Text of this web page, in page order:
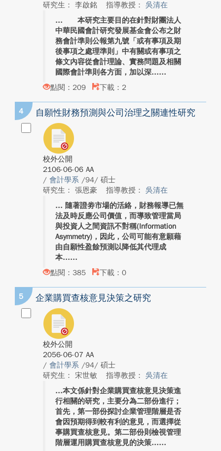
研究生： 李啟銘
指導教授： 吳清在
本研究主要目的在針對財團法人
中華民國會計研究發展基金會公布之財
務會計準則公報第九號「或有事項及期
後事項之處理準則」中有關或有事項之
條文內容從會計理論、實務問題及相關
國際會計準則各方面，加以深...
點閱：209
下載：2
4 自願性財務預測與公司治理之關連性研究
校外公開
2106-06-06 AA
/ 會計學系 /94/ 碩士
研究生： 張恩豪
指導教授： 吳清在
隨著證劵市場的活絡，財務報導已無
法及時反應公司價值，而導致管理當局
與投資人之間資訊不對稱(Information
Asymmetry)，因此，公司可能有意願藉
由自願性盈餘預測以降低其代理成
本...
點閱：385
下載：0
5 企業購買查核意見決策之研究
校外公開
2056-06-07 AA
/ 會計學系 /94/ 碩士
研究生： 宋世敏
指導教授： 吳清在
本文係針對企業購買查核意見決策進
行相關的研究，主要分為二部份進行；
首先，第一部份探討企業管理階層是否
會因預期得到較有利的意見，而選擇從
事購買查核意見。第二部份則檢視管理
階層運用購買查核意見的決策...